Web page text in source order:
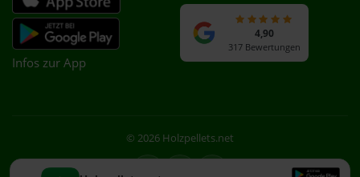
Infos zur App
4,90
317 Bewertungen
© 2026 Holzpellets.net